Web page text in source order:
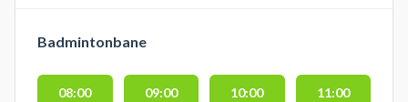
Badmintonbane
08:00 09:00 10:00 11:00